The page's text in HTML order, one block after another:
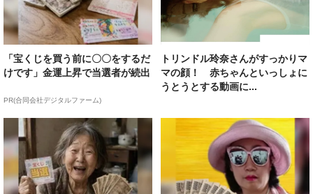
「宝くじを買う前に〇〇をするだ
けです」金運上昇で当選者が続出
PR(合同会社デジタルファーム)
トリンドル玲奈さんがすっかりマ
マの顔！ 赤ちゃんといっしょに
うとうとする動画に...